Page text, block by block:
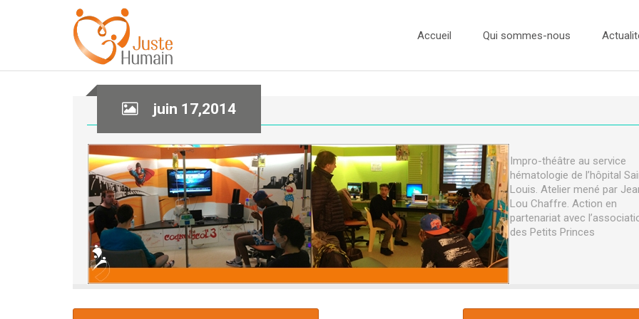
Accueil Qui sommes-nous
Nos Ambassadeurs
Nos Partenaires
juin 17,2014
Impro-théâtre au service
hématologie de l’hôpital
Louis. Atelier mené par
Lou Chaffre. Action en
partenariat avec
des Petits Princes